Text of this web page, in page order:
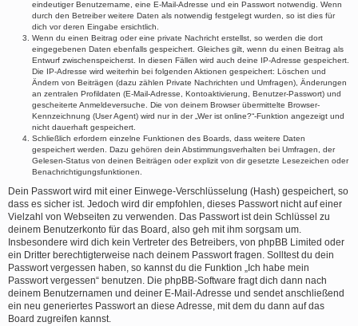
eindeutiger Benutzername, eine E-Mail-Adresse und ein Passwort notwendig. Wenn
durch den Betreiber weitere Daten als notwendig festgelegt wurden, so ist dies für
dich vor deren Eingabe ersichtlich.
Wenn du einen Beitrag oder eine private Nachricht erstellst, so werden die dort
eingegebenen Daten ebenfalls gespeichert. Gleiches gilt, wenn du einen Beitrag als
Entwurf zwischenspeicherst. In diesen Fällen wird auch deine IP-Adresse gespeichert.
Die IP-Adresse wird weiterhin bei folgenden Aktionen gespeichert: Löschen und
Ändern von Beiträgen (dazu zählen Private Nachrichten und Umfragen), Änderungen
an zentralen Profildaten (E-Mail-Adresse, Kontoaktivierung, Benutzer-Passwort) und
gescheiterte Anmeldeversuche. Die von deinem Browser übermittelte Browser-
Kennzeichnung (User Agent) wird nur in der „Wer ist online?“-Funktion angezeigt und
nicht dauerhaft gespeichert.
Schließlich erfordern einzelne Funktionen des Boards, dass weitere Daten
gespeichert werden. Dazu gehören dein Abstimmungsverhalten bei Umfragen, der
Gelesen-Status von deinen Beiträgen oder explizit von dir gesetzte Lesezeichen oder
Benachrichtigungsfunktionen.
Dein Passwort wird mit einer Einwege-Verschlüsselung (Hash) gespeichert, so
dass es sicher ist. Jedoch wird dir empfohlen, dieses Passwort nicht auf einer
Vielzahl von Webseiten zu verwenden. Das Passwort ist dein Schlüssel zu
deinem Benutzerkonto für das Board, also geh mit ihm sorgsam um.
Insbesondere wird dich kein Vertreter des Betreibers, von phpBB Limited oder
ein Dritter berechtigterweise nach deinem Passwort fragen. Solltest du dein
Passwort vergessen haben, so kannst du die Funktion „Ich habe mein
Passwort vergessen“ benutzen. Die phpBB-Software fragt dich dann nach
deinem Benutzernamen und deiner E-Mail-Adresse und sendet anschließend
ein neu generiertes Passwort an diese Adresse, mit dem du dann auf das
Board zugreifen kannst.